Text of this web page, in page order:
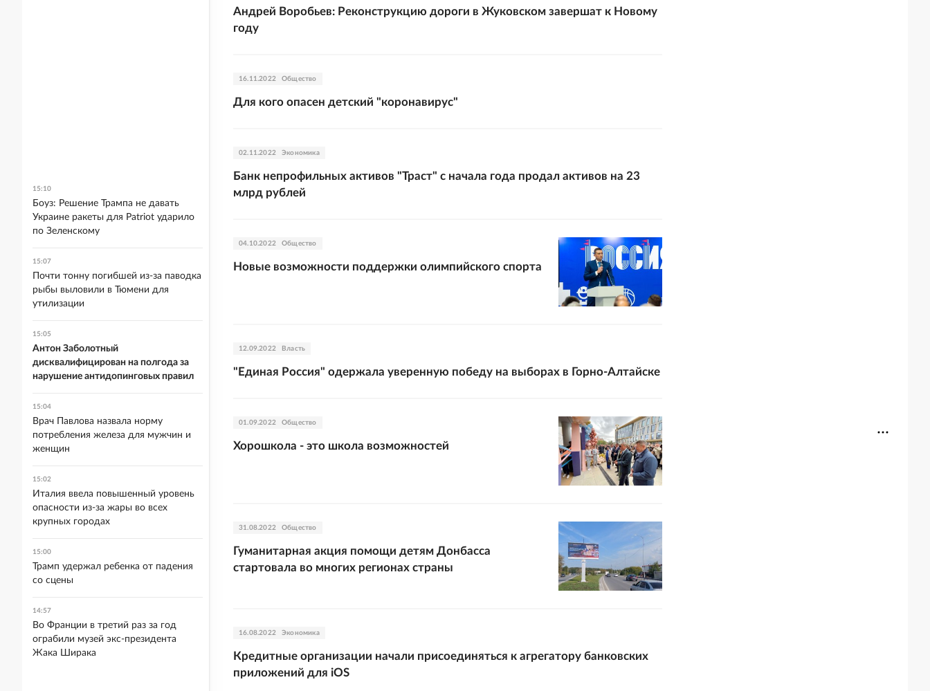
Андрей Воробьев: Реконструкцию дороги в Жуковском завершат к Новому
году
16.11.2022 Общество
Для кого опасен детский "коронавирус"
02.11.2022 Экономика
Банк непрофильных активов "Траст" с начала года продал активов на 23
млрд рублей
04.10.2022 Общество
Новые возможности поддержки олимпийского спорта
12.09.2022 Власть
"Единая Россия" одержала уверенную победу на выборах в Горно-Алтайске
01.09.2022 Общество
Хорошкола - это школа возможностей
31.08.2022 Общество
Гуманитарная акция помощи детям Донбасса
стартовала во многих регионах страны
16.08.2022 Экономика
Кредитные организации начали присоединяться к агрегатору банковских
приложений для iOS
15:10
Боуз: Решение Трампа не давать
Украине ракеты для Patriot ударило
по Зеленскому
15:07
Почти тонну погибшей из-за паводка
рыбы выловили в Тюмени для
утилизации
15:05
Антон Заболотный
дисквалифицирован на полгода за
нарушение антидопинговых правил
15:04
Врач Павлова назвала норму
потребления железа для мужчин и
женщин
15:02
Италия ввела повышенный уровень
опасности из-за жары во всех
крупных городах
15:00
Трамп удержал ребенка от падения
со сцены
14:57
Во Франции в третий раз за год
ограбили музей экс-президента
Жака Ширака